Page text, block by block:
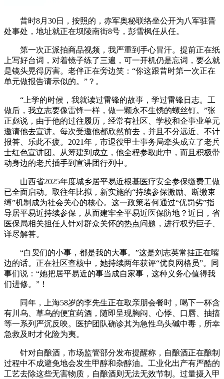
昔时8月30日，按照的，赤军奥秘联络坐公开为八军驻晋
处事处，地址就正在坝陵南街8号，彭雪枫任从任。
第一次正派拍商品视频，我严重到手心冒汗。提前正在纸
上写好台词，对着镜子练了三遍，可一开机仍是忘词，要么就
是镜头晃得厉害。老伴正在旁边笑：“你这跟昔时第一次正在
单元做报告请示似的。”？。
“上学的时候，我就读过雷锋的故事，学过雷锋日志。工
做后，我立志要像雷锋一样，做一颗永不生锈的螺丝钉。”张
正彪说，由于他的过往履历，经常有社区、学校和企事业单元
邀请他去宣讲。每次受邀他都欣然前去，并且不分远近、不计
报答、乐此不疲。2021年，市退役甲士事务局牵头成立了老兵
士红色宣讲团。从筹建到成立，他全程参取此中，而且积极带
动身边的老兵插手到宣讲团行列中。
山西省2025年度城乡居平易近根基医疗安全参保缴费工做
已全面启动。取往年比拟，新实施的“持续参保激励、断缴束
缚”机制成为社会关心的核心。这一政策若何通过“优罚劣”指
导居平易近持续参保，从而建牢全平易近医保防地？近日，省
医保局相关担任人针对群众关怀的热点问题，进行权势巨子、
详尽解答。
“白叟们的小事，都是我的大事。”这是刘志英常挂正在嘴
边的话。正在社区查核中，她持续两年获评“优良网格员”。同
事们说：“她把居平易近的事当成自家事，这种义务心值得我
们进修。”！
同年，上海58岁的李先生正在取亲朋会餐时，喝下一杯含
有川乌、草乌的便宜药酒，随即呈现胸闷、心悸、口唇、抽搐
等一系列严沉反映。医护团队确诊其为急性乌头碱中毒，所幸
急救及时才化险为夷。
针对自酿酒，市场监管部分发布提醒称，自酿酒正在酿制
过程中不成避免地会发生甲醇和杂醇油。工业化出产有严酷的
工艺去除这些无害物质，自酿酒则无法无效节制。过量摄入甲